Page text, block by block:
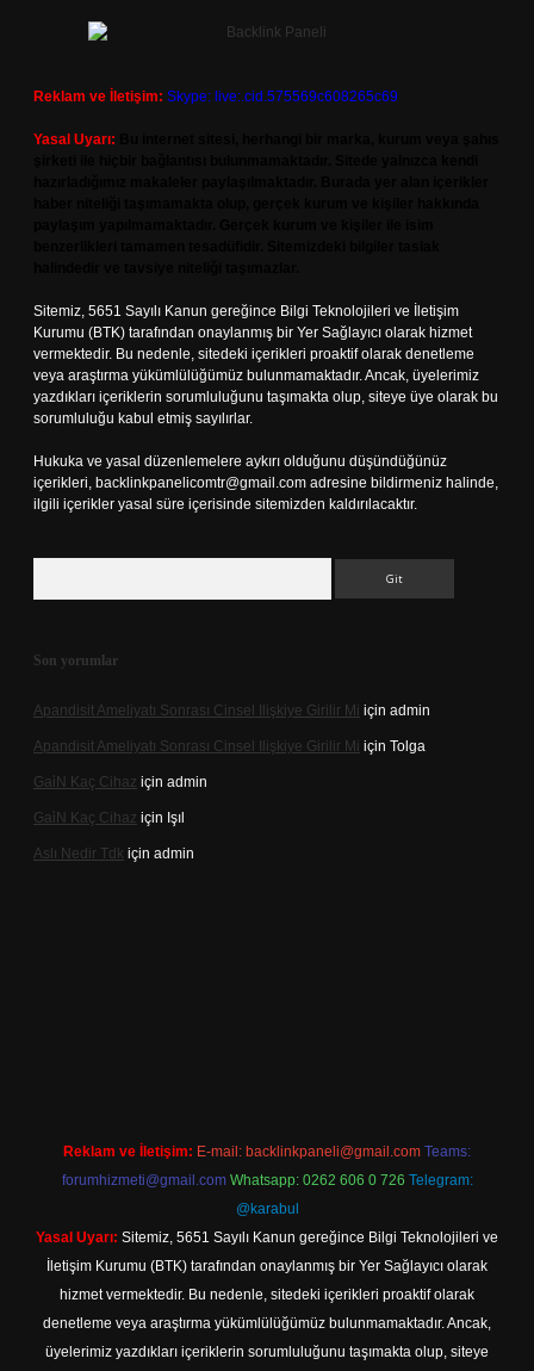
Reklam ve İletişim: Skype: live:.cid.575569c608265c69
Yasal Uyarı:
Sitemiz, 5651 Sayılı Kanun gereğince Bilgi Teknolojileri ve İletişim
Kurumu (BTK) tarafından onaylanmış bir Yer Sağlayıcı olarak hizmet
vermektedir. Bu nedenle, sitedeki içerikleri proaktif olarak denetleme
veya araştırma yükümlülüğümüz bulunmamaktadır. Ancak, üyelerimiz
yazdıkları içeriklerin sorumluluğunu taşımakta olup, siteye üye olarak bu
sorumluluğu kabul etmiş sayılırlar.
Hukuka ve yasal düzenlemelere aykırı olduğunu düşündüğünüz
içerikleri, backlinkpanelicomtr@gmail.com adresine bildirmeniz halinde,
ilgili içerikler yasal süre içerisinde sitemizden kaldırılacaktır.
Son yorumlar
Apandisit Ameliyatı Sonrası Cinsel Ilişkiye Girilir Mi için admin
Apandisit Ameliyatı Sonrası Cinsel Ilişkiye Girilir Mi için Tolga
Gai̇N Kaç Cihaz için admin
Gai̇N Kaç Cihaz için Işıl
Aslı Nedir Tdk için admin
Reklam ve İletişim: E-mail: backlinkpaneli@gmail.com Teams:
forumhizmeti@gmail.com Whatsapp: 0262 606 0 726 Telegram:
@karabul
Yasal Uyarı: Sitemiz, 5651 Sayılı Kanun gereğince Bilgi Teknolojileri ve
İletişim Kurumu (BTK) tarafından onaylanmış bir Yer Sağlayıcı olarak
hizmet vermektedir. Bu nedenle, sitedeki içerikleri proaktif olarak
denetleme veya araştırma yükümlülüğümüz bulunmamaktadır. Ancak,
üyelerimiz yazdıkları içeriklerin sorumluluğunu taşımakta olup, siteye